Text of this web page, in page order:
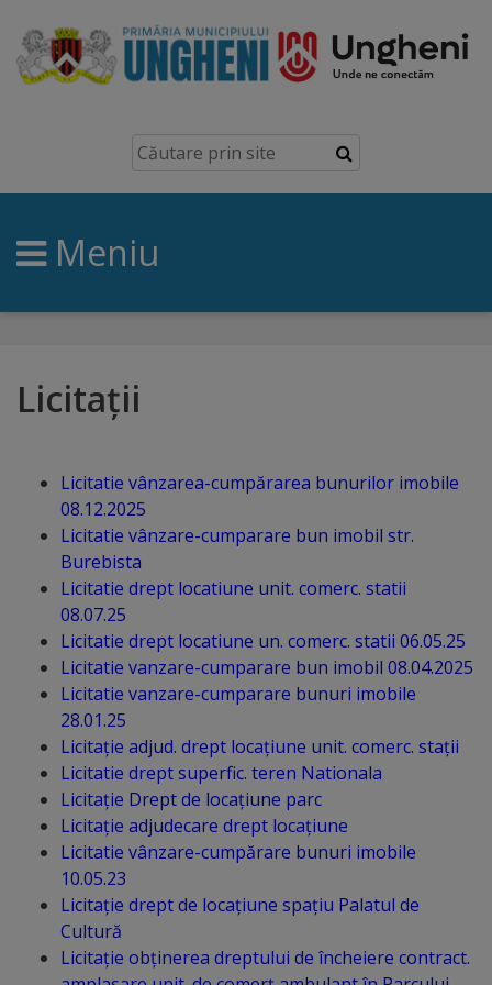
Ungheni
Prezentare
generală
Simbolurile
brand
înfrățite
Distincții
Cetățeni
de
onoare
Deținători
ai
titlului
„Merite
pentru
Ungheni”
Meniu
Licitații
Licitatie vânzarea-cumpărarea bunurilor imobile
08.12.2025
Licitatie vânzare-cumparare bun imobil str.
Burebista
Licitatie drept locatiune unit. comerc. statii
08.07.25
Licitatie drept locatiune un. comerc. statii 06.05.25
Licitatie vanzare-cumparare bun imobil 08.04.2025
Licitatie vanzare-cumparare bunuri imobile
28.01.25
Licitație adjud. drept locațiune unit. comerc. stații
Licitatie drept superfic. teren Nationala
Licitație Drept de locațiune parc
Licitație adjudecare drept locațiune
Licitatie vânzare-cumpărare bunuri imobile
10.05.23
Licitație drept de locațiune spațiu Palatul de
Cultură
Licitație obținerea dreptului de încheiere contract.